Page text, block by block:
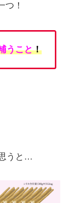
つ！
うこと！
うと…